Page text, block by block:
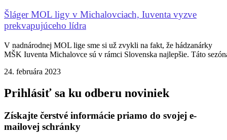
Šláger MOL ligy v Michalovciach, Iuventa vyzve
prekvapujúceho lídra
V nadnárodnej MOL lige sme si už zvykli na fakt, že hádzanárky
MŠK Iuventa Michalovce sú v rámci Slovenska najlepšie. Táto
24. februára 2023
Prihlásiť sa ku odberu noviniek
Získajte čerstvé informácie priamo do svojej e-
mailovej schránky